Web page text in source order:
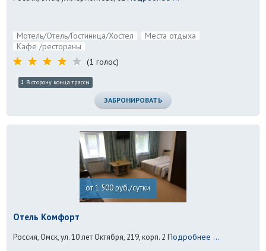
Мотель/Отель/Гостиница/Хостел
Места отдыха
Кафе /рестораны
(1 голос)
В сторону конца трассы
ЗАБРОНИРОВАТЬ
от 1 500 руб./сутки
Отель Комфорт
Россия, Омск, ул. 10 лет Октября, 219, корп. 2 Подробнее ...